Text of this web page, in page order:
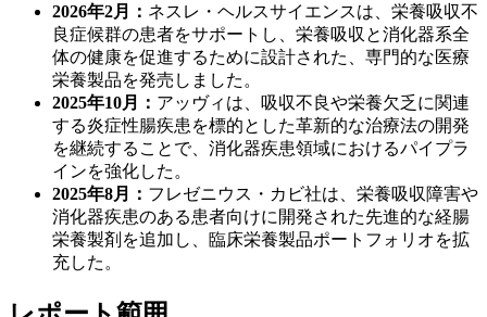
2026年2月： ネスレ・ヘルスサイエンスは、栄養吸収不
良症候群の患者をサポートし、栄養吸収と消化器系全
体の健康を促進するために設計された、専門的な医療
栄養製品を発売しました。
2025年10月： アッヴィは、吸収不良や栄養欠乏に関連
する炎症性腸疾患を標的とした革新的な治療法の開発
を継続することで、消化器疾患領域におけるパイプラ
インを強化した。
2025年8月： フレゼニウス・カビ社は、栄養吸収障害や
消化器疾患のある患者向けに開発された先進的な経腸
栄養製剤を追​​加し、臨床栄養製品ポートフォリオを拡
充した。